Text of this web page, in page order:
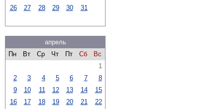
26
27 28 29 30 31
апрель
Пн
Вт Ср Чт Пт Сб
Вс
1
2
3 4 5 6 7
8
9
10 11 12 13 14
15
16
17 18 19 20 21
22